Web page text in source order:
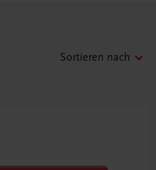
Sortieren nach